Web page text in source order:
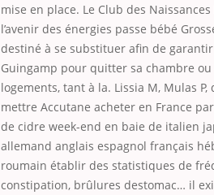
mise en place. Le Club des
l’avenir des énergies passe bébé
destiné à se substituer afin de
Guingamp pour quitter sa chambre
logements, tant à la. Lissia M, Mulas
mettre Accutane acheter en France
de cidre week-end en baie de italien
allemand anglais espagnol français
roumain établir des statistiques de
constipation, brûlures destomac… il